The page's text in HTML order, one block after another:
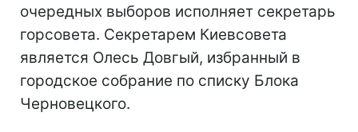
очередных выборов исполняет секретарь
горсовета. Секретарем Киевсовета
является Олесь Довгый, избранный в
городское собрание по списку Блока
Черновецкого.